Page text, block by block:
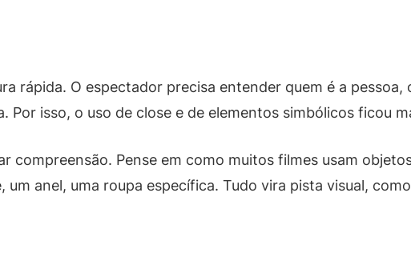
rápida. O espectador precisa entender quem é a pessoa,
Por isso, o uso de close e de elementos simbólicos ficou
compreensão. Pense em como muitos filmes usam
anel, uma roupa específica. Tudo vira pista visual,